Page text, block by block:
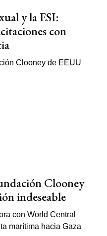
y la ESI:
con
Clooney
indeseable